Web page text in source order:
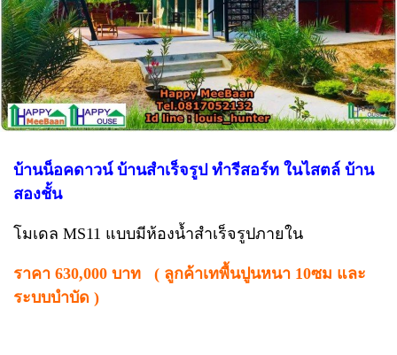
บ้านน็อคดาวน์ บ้านสำเร็จรูป ทำรีสอร์ท ในไสตล์ บ้าน
สองชั้น
โมเดล MS11 แบบมีห้องน้ำสำเร็จรูปภายใน
ราคา 630,000 บาท ( ลูกค้าเทพื้นปูนหนา 10ซม และ
ระบบบำบัด )